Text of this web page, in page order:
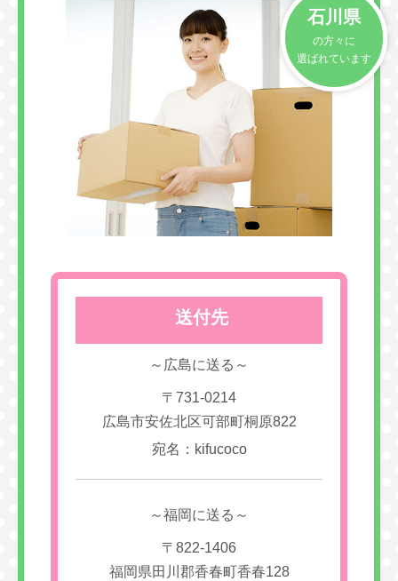
石川県
の方々に
選ばれています
送付先
～広島に送る～
〒731-0214
広島市安佐北区可部町桐原822
宛名：kifucoco
～福岡に送る～
〒822-1406
福岡県田川郡香春町香春128